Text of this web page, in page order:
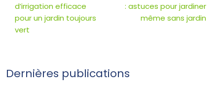
d’irrigation efficace
pour un jardin toujours
vert
: astuces pour jardiner
même sans jardin
Dernières publications